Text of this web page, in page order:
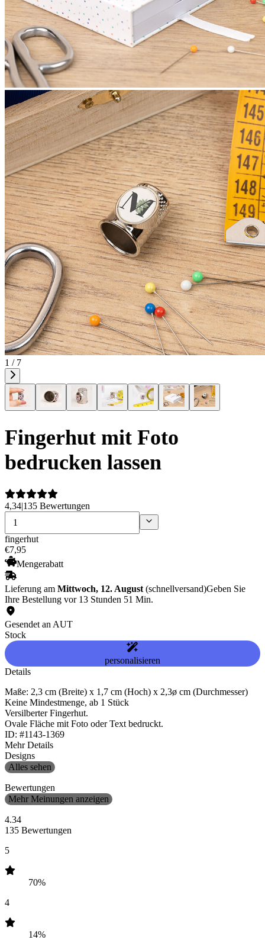
1 / 7
Fingerhut mit Foto
bedrucken lassen
4,34|135 Bewertungen
fingerhut
€7,95
Mengerabatt
Lieferung am Mittwoch, 12. August (schnellversand)Geben Sie
Ihre Bestellung vor 13 Stunden 51 Min.
Gesendet an AUT
Stock
personalisieren
Details
Maße: 2,3 cm (Breite) x 1,7 cm (Hoch) x 2,3ø cm (Durchmesser)
Keine Mindestmenge, ab 1 Stück
Versilberter Fingerhut.
Ovale Fläche mit Foto oder Text bedruckt.
ID: #1143-1369
Mehr Details
Designs
Alles sehen
Bewertungen
Mehr Meinungen anzeigen
4.34
135 Bewertungen
5
70%
4
14%